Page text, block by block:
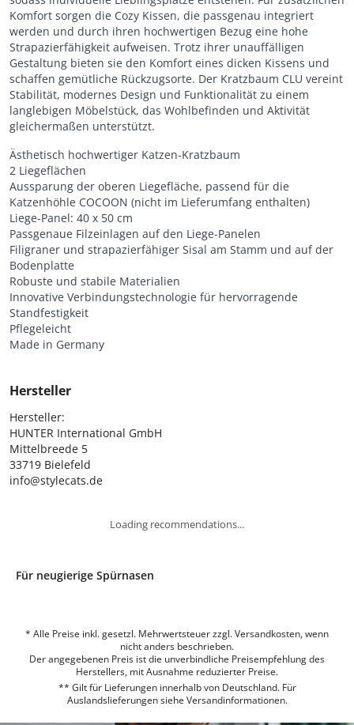
Komfort sorgen die Cozy Kissen, die passgenau integriert
werden und durch ihren hochwertigen Bezug eine hohe
Strapazierfähigkeit aufweisen. Trotz ihrer unauffälligen
Gestaltung bieten sie den Komfort eines dicken Kissens und
schaffen gemütliche Rückzugsorte. Der Kratzbaum CLU vereint
Stabilität, modernes Design und Funktionalität zu einem
langlebigen Möbelstück, das Wohlbefinden und Aktivität
gleichermaßen unterstützt.
Ästhetisch hochwertiger Katzen-Kratzbaum
2 Liegeflächen
Aussparung der oberen Liegefläche, passend für die
Katzenhöhle COCOON (nicht im Lieferumfang enthalten)
Liege-Panel: 40 x 50 cm
Passgenaue Filzeinlagen auf den Liege-Panelen
Filigraner und strapazierfähiger Sisal am Stamm und auf der
Bodenplatte
Robuste und stabile Materialien
Innovative Verbindungstechnologie für hervorragende
Standfestigkeit
Pflegeleicht
Made in Germany
Hersteller
Hersteller:
HUNTER International GmbH
Mittelbreede 5
33719 Bielefeld
info@stylecats.de
Loading recommendations...
Für neugierige Spürnasen
* Alle Preise inkl. gesetzl. Mehrwertsteuer zzgl. Versandkosten, wenn
nicht anders beschrieben.
Der angegebenen Preis ist die unverbindliche Preisempfehlung des
Herstellers, mit Ausnahme reduzierter Preise.
** Gilt für Lieferungen innerhalb von Deutschland. Für
Auslandslieferungen siehe Versandinformationen.